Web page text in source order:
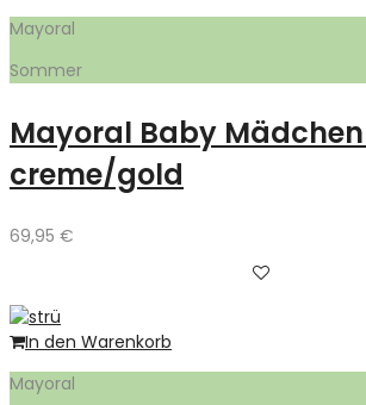
Mayoral
Sommer
Mayoral Baby
creme/gold
69,95 €
In den Warenkorb
Mayoral